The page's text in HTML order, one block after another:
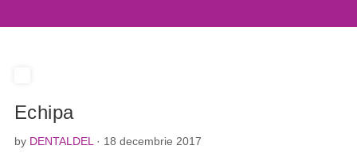
Echipa
by DENTALDEL · 18 decembrie 2017